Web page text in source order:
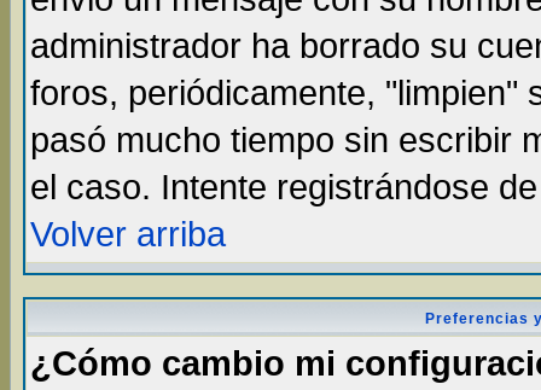
administrador ha borrado su
foros, periódicamente, "limpien"
pasó mucho tiempo sin escribir
el caso. Intente registrándose
Volver arriba
Preferencias
¿Cómo cambio mi